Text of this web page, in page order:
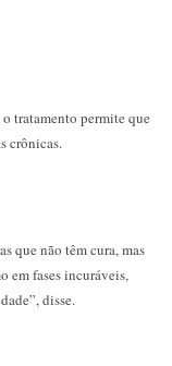
tratamento permite que
crônicas.
que não têm cura, mas
em fases incuráveis,
disse.